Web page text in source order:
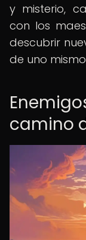
y misterio,
con los
descubrir
de uno
camino